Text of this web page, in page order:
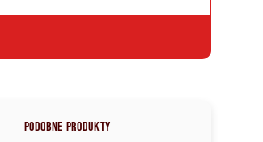
Podobne produkty